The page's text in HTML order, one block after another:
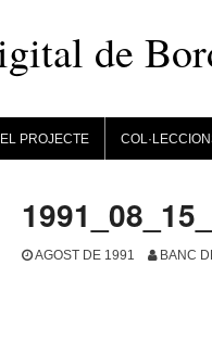
de
PROJECTE
AGOST DE 1991 BANC